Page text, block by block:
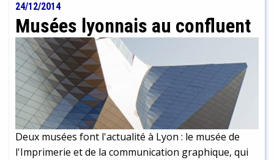
connues dans l'ancienne patinoire qui hébergeait le
musée. Surtout, elles furent l'objet d'études et de
référencement à l'origine de nombreuses
publications. Et puis, elles se sont accrues : parmi les
plus impressionnantes acquisitions depuis la
fermeture du Muséum, on compte un squelette de
camarasaurus, mais ce sont bien toutes les
collections qui ont continué à se développer en
coulisse.
24/12/2014
Musées lyonnais au confluent
Deux musées font l'actualité à Lyon : le musée de
l'Imprimerie et de la communication graphique, qui